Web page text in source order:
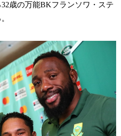
歳の万能BKフランソワ・ステ